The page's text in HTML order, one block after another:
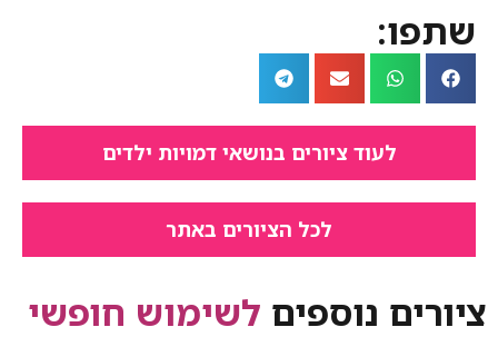
לעוד ציורים בנושאי דמויות ילדים
לכל הציורים באתר
נוספיםלשימוש חופשי